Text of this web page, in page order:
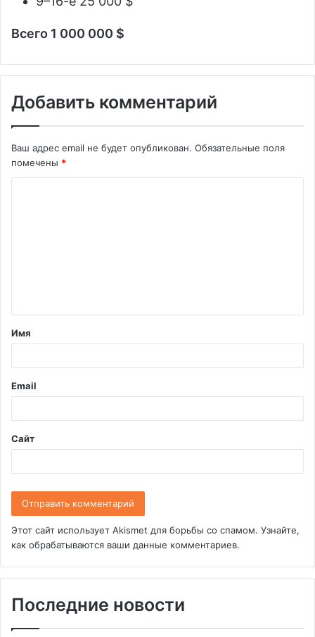
Всего 1 000 000 $
Добавить комментарий
Ваш адрес email не будет опубликован. Обязательные поля
помечены *
т
а
й
*
Имя
Email
Сайт
Этот сайт использует Akismet для борьбы со спамом. Узнайте,
как обрабатываются ваши данные комментариев.
Последние новости